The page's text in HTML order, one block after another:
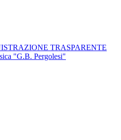
TRASPARENTE